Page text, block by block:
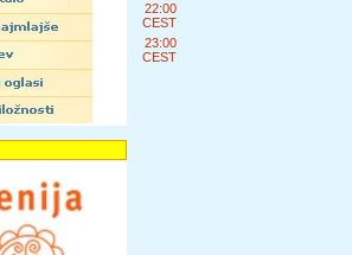
22:00
CEST
23:00
CEST